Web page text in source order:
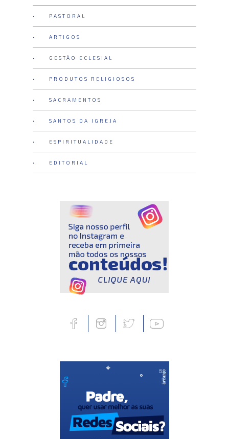
• PASTORAL
• ARTIGOS
• GESTÃO ECLESIAL
• PRODUTOS RELIGIOSOS
• SACRAMENTOS
• SANTOS DA IGREJA
• ESPIRITUALIDADE
• EDITORIAL